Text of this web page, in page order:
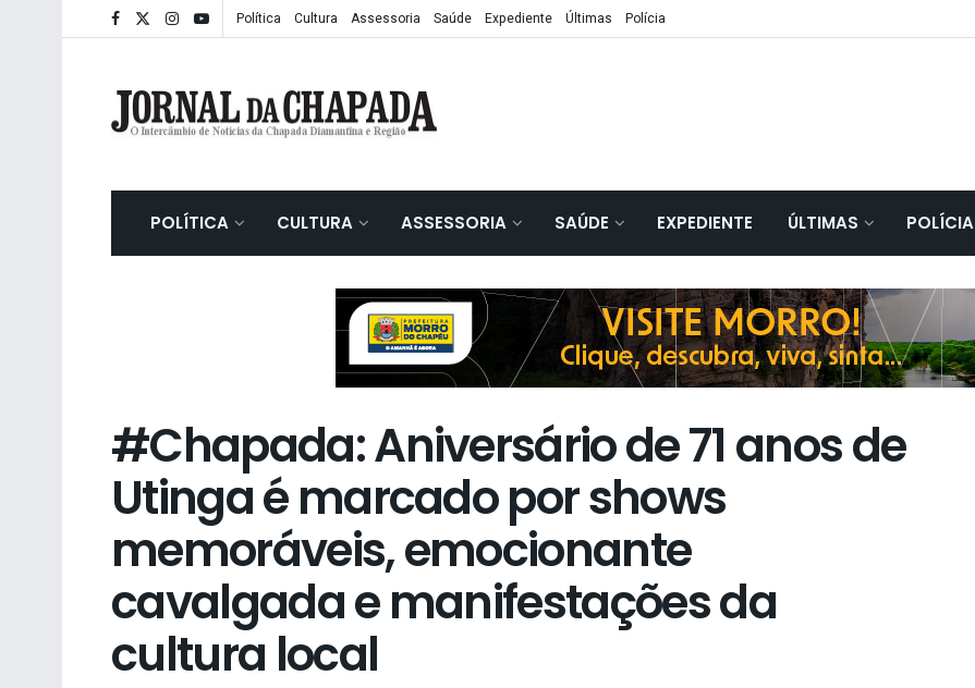
Política Cultura Assessoria Saúde Expediente Últimas Polícia
POLÍTICA CULTURA ASSESSORIA SAÚDE EXPEDIENTE ÚLTIMAS POLÍCIA
#Chapada: Aniversário de 71 anos de
Utinga é marcado por shows
memoráveis, emocionante
cavalgada e manifestações da
cultura local